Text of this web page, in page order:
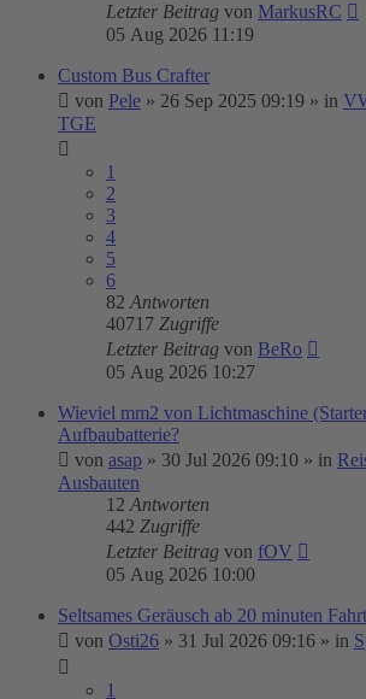
Letzter Beitrag von MarkusRC
05 Aug 2026 11:19
Custom Bus Crafter
von Pele » 26 Sep 2025 09:19 » in
TGE
1
2
3
4
5
6
82 Antworten
40717 Zugriffe
Letzter Beitrag von BeRo
05 Aug 2026 10:27
Wieviel mm2 von Lichtmaschine
Aufbaubatterie?
von asap » 30 Jul 2026 09:10 » in
Ausbauten
12 Antworten
442 Zugriffe
Letzter Beitrag von fOV
05 Aug 2026 10:00
Seltsames Geräusch ab 20 minuten Fahrt
von Osti26 » 31 Jul 2026 09:16 » in
1